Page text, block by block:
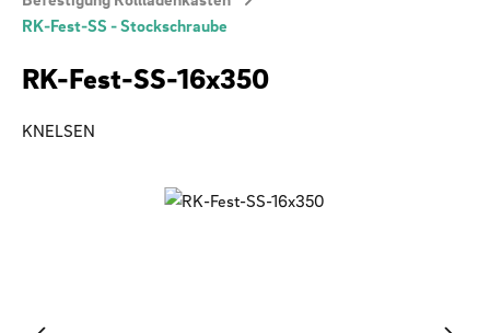
RK-Fest-SS - Stockschraube
RK-Fest-SS-16x350
KNELSEN
Bildergalerie überspringen